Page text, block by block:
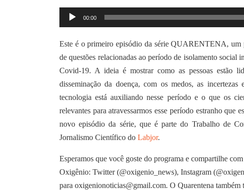
Tocador
de
áudio
00:00
Este é o primeiro episódio da série QUARENTENA, um
de questões relacionadas ao período de isolamento social
Covid-19. A ideia é mostrar como as pessoas estão
disseminação da doença, com os medos, as
tecnologia está auxiliando nesse período e o que os
relevantes para atravessarmos esse período estranho
novo episódio da série, que é parte do Trabalho de
Jornalismo Científico do Labjor.
Esperamos que você goste do programa e compartilhe
Oxigênio: Twitter (@oxigenio_news), Instagram
para oxigenionoticias@gmail.com. O Quarentena também